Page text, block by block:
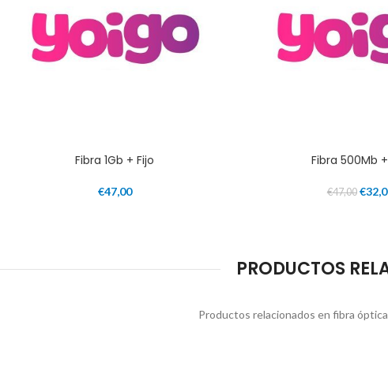
Fibra 1Gb + Fijo
€47,00
Fibra 500Mb
€47,00 €
PRODUCTOS
Productos relacionados en fibra